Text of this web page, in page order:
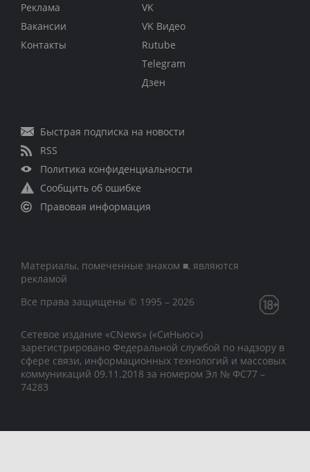
Реклама
Вакансии
Контакты
VK
VK Видео
Rutube
Telegram
Дзен
Быстрая подписка на новости
RSS
Политика конфиденциальности
Сообщить об ошибке
Правовая информация
Материалы, помеченные знаком ■, являются
рекламой
Все права защищены © 1995 – 2026
Сетевое издание «CNews» («СиНьюс»)
зарегистрировано Федеральной службой по надзору в
сфере связи, информационных технологий и массовых
коммуникаций 09.11.2018 за номером Эл № ФС77 –
74283